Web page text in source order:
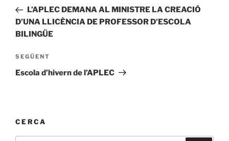
anterior
L’APLEC DEMANA AL MINISTRE LA CREACIÓ
D’UNA LLICÈNCIA DE PROFESSOR D’ESCOLA
BILINGÜE
Entrada
següent
SEGÜENT
Escola d’hivern de l’APLEC
CERCA